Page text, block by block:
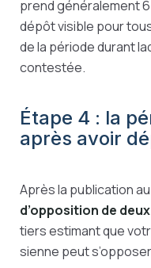
prend généralement
dépôt visible pour
de la période durant
contestée.
Étape 4 : la
après avoir
Après la publication au
d’opposition de
tiers estimant que
sienne peut